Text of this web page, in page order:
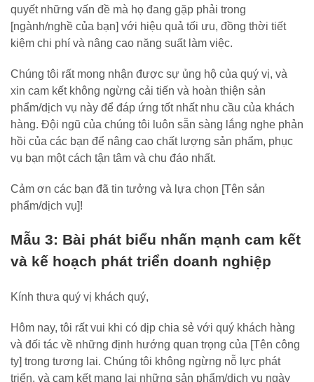
quyết những vấn đề mà họ đang gặp phải trong
[ngành/nghề của bạn] với hiệu quả tối ưu, đồng thời tiết
kiệm chi phí và nâng cao năng suất làm việc.
Chúng tôi rất mong nhận được sự ủng hộ của quý vị, và
xin cam kết không ngừng cải tiến và hoàn thiện sản
phẩm/dịch vụ này để đáp ứng tốt nhất nhu cầu của khách
hàng. Đội ngũ của chúng tôi luôn sẵn sàng lắng nghe phản
hồi của các bạn để nâng cao chất lượng sản phẩm, phục
vụ bạn một cách tận tâm và chu đáo nhất.
Cảm ơn các bạn đã tin tưởng và lựa chọn [Tên sản
phẩm/dịch vụ]!
Mẫu 3: Bài phát biểu nhấn mạnh cam kết
và kế hoạch phát triển doanh nghiệp
Kính thưa quý vị khách quý,
Hôm nay, tôi rất vui khi có dịp chia sẻ với quý khách hàng
và đối tác về những định hướng quan trọng của [Tên công
ty] trong tương lai. Chúng tôi không ngừng nỗ lực phát
triển, và cam kết mang lại những sản phẩm/dịch vụ ngày